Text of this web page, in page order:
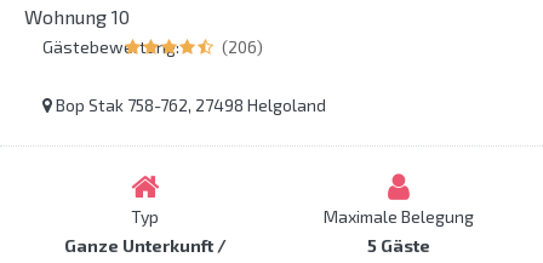
Wohnung 10
Gästebewertung: (206)
Bop Stak 758-762, 27498 Helgoland
Typ
Ganze Unterkunft /
Maximale Belegung
5 Gäste